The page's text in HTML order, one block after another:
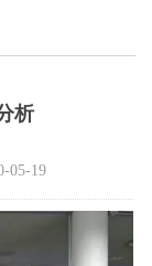
析
05-19